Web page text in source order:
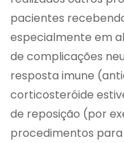
pacientes
especialmente em
de complicações
resposta imune
corticosteróide
de reposição (por
procedimentos